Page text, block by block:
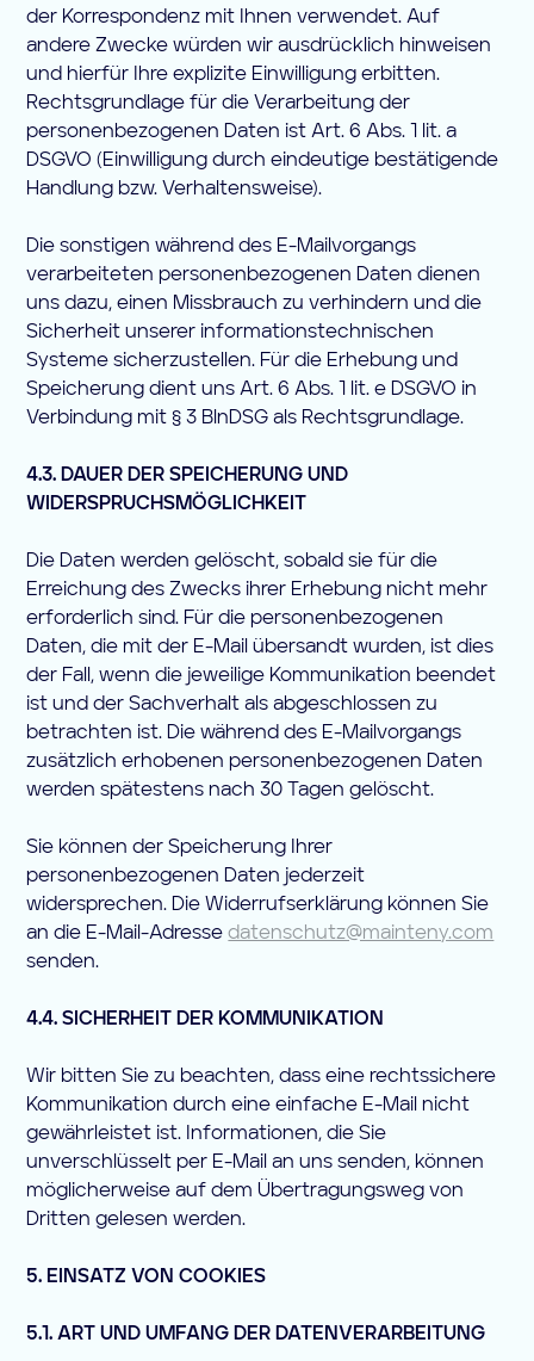
der Korrespondenz mit Ihnen verwendet. Auf
andere Zwecke würden wir ausdrücklich hinweisen
und hierfür Ihre explizite Einwilligung erbitten.
Rechtsgrundlage für die Verarbeitung der
personenbezogenen Daten ist Art. 6 Abs. 1 lit. a
DSGVO (Einwilligung durch eindeutige bestätigende
Handlung bzw. Verhaltensweise).
Die sonstigen während des E-Mailvorgangs
verarbeiteten personenbezogenen Daten dienen
uns dazu, einen Missbrauch zu verhindern und die
Sicherheit unserer informationstechnischen
Systeme sicherzustellen. Für die Erhebung und
Speicherung dient uns Art. 6 Abs. 1 lit. e DSGVO in
Verbindung mit § 3 BlnDSG als Rechtsgrundlage.
4.3. DAUER DER SPEICHERUNG UND
WIDERSPRUCHSMÖGLICHKEIT
Die Daten werden gelöscht, sobald sie für die
Erreichung des Zwecks ihrer Erhebung nicht mehr
erforderlich sind. Für die personenbezogenen
Daten, die mit der E-Mail übersandt wurden, ist dies
der Fall, wenn die jeweilige Kommunikation beendet
ist und der Sachverhalt als abgeschlossen zu
betrachten ist. Die während des E-Mailvorgangs
zusätzlich erhobenen personenbezogenen Daten
werden spätestens nach 30 Tagen gelöscht.
Sie können der Speicherung Ihrer
personenbezogenen Daten jederzeit
widersprechen. Die Widerrufserklärung können Sie
an die E-Mail-Adressedatenschutz@mainteny.com
senden.
4.4. SICHERHEIT DER KOMMUNIKATION
Wir bitten Sie zu beachten, dass eine rechtssichere
Kommunikation durch eine einfache E-Mail nicht
gewährleistet ist. Informationen, die Sie
unverschlüsselt per E-Mail an uns senden, können
möglicherweise auf dem Übertragungsweg von
Dritten gelesen werden.
5. EINSATZ VON COOKIES
5.1. ART UND UMFANG DER DATENVERARBEITUNG